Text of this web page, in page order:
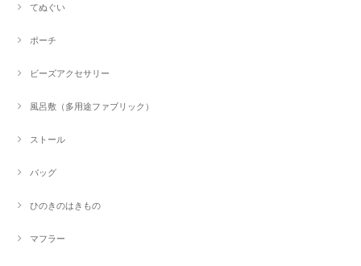
てぬぐい
ポーチ
ビーズアクセサリー
風呂敷（多用途ファブリック）
ストール
バッグ
ひのきのはきもの
マフラー